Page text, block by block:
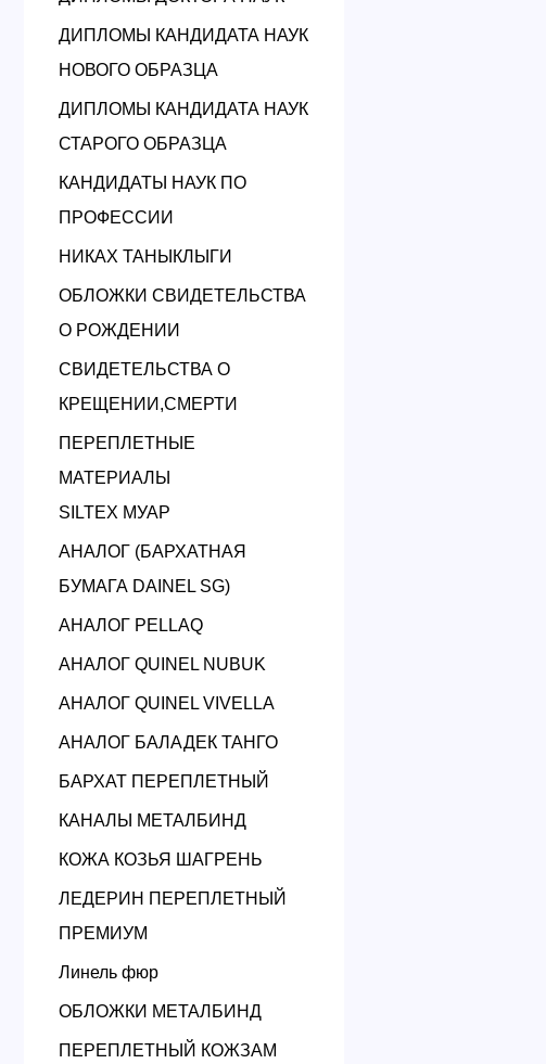
ДИПЛОМЫ КАНДИДАТА НАУК
НОВОГО ОБРАЗЦА
ДИПЛОМЫ КАНДИДАТА НАУК
СТАРОГО ОБРАЗЦА
КАНДИДАТЫ НАУК ПО
ПРОФЕССИИ
НИКАХ ТАНЫКЛЫГИ
ОБЛОЖКИ СВИДЕТЕЛЬСТВА
О РОЖДЕНИИ
СВИДЕТЕЛЬСТВА О
КРЕЩЕНИИ,СМЕРТИ
ПЕРЕПЛЕТНЫЕ
МАТЕРИАЛЫ
SILTEX МУАР
АНАЛОГ (БАРХАТНАЯ
БУМАГА DAINEL SG)
АНАЛОГ PELLAQ
АНАЛОГ QUINEL NUBUK
АНАЛОГ QUINEL VIVELLA
АНАЛОГ БАЛАДЕК ТАНГО
БАРХАТ ПЕРЕПЛЕТНЫЙ
КАНАЛЫ МЕТАЛБИНД
КОЖА КОЗЬЯ ШАГРЕНЬ
ЛЕДЕРИН ПЕРЕПЛЕТНЫЙ
ПРЕМИУМ
Линель фюр
ОБЛОЖКИ МЕТАЛБИНД
ПЕРЕПЛЕТНЫЙ КОЖЗАМ